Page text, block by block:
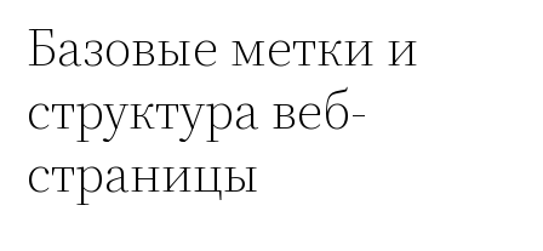
Базовые метки и
структура веб-
страницы